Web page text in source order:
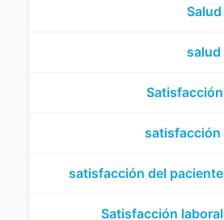
Salud
salud
Satisfacción
satisfacción
satisfacción del paciente
Satisfacción laboral